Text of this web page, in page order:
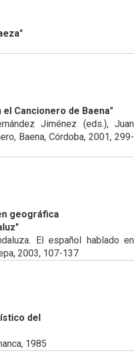
Cancionero de Baena"
Jiménez (eds.), Juan
Baena, Córdoba, 2001, 299-
geográfica
El español hablado en
2003, 107-137
del
1985